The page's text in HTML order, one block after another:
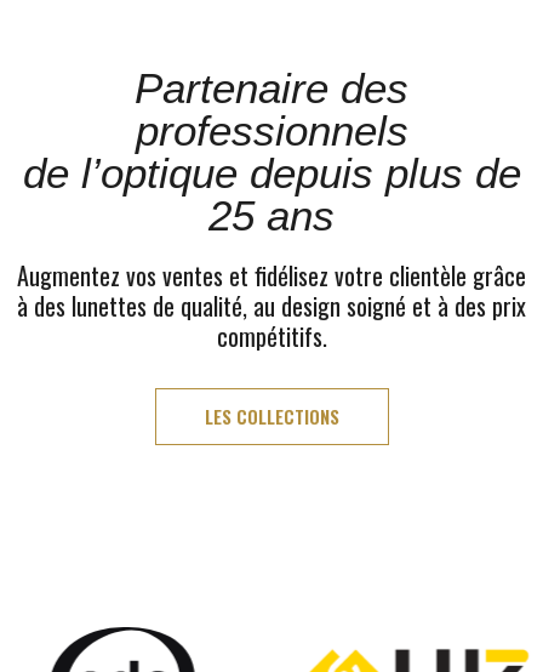
Partenaire des
professionnels
de l’optique depuis plus de
25 ans
Augmentez vos ventes et fidélisez votre clientèle grâce
à des lunettes de qualité, au design soigné et à des prix
compétitifs.
LES COLLECTIONS